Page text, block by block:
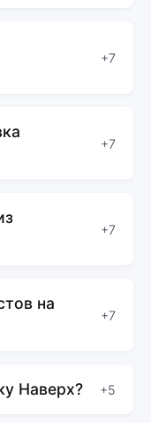
+7
+7
+7
на
+7
Наверх? +5